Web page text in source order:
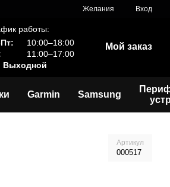
Желания Вход
работы:
10:00–18:00
11:00–17:00
Выходной
Мой заказ
Garmin Samsung
Артикул
000517